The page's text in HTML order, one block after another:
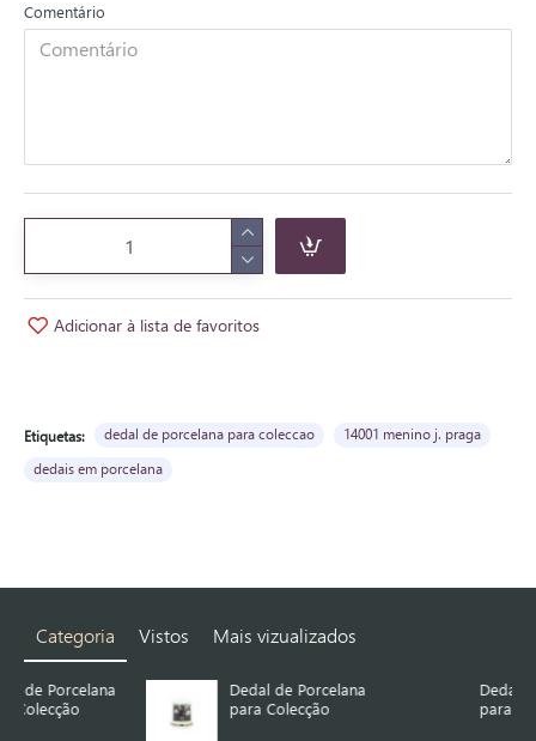
Comentário
Adicionar à lista de favoritos
Etiquetas: dedal de porcelana para coleccao
14001 menino j. praga
dedais em porcelana
Categoria Vistos Mais vizualizados
Dedal de Porcelana
para Colecção
Dedal de Porcelana